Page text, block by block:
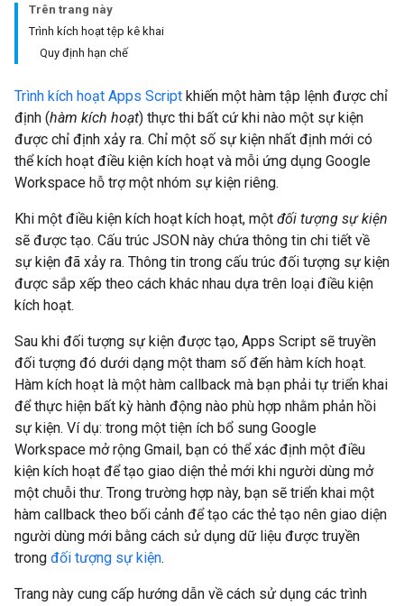
Trên trang này
Trình kích hoạt tệp kê khai
Quy định hạn chế
Trình kích hoạt Apps Script khiến một hàm tập lệnh được chỉ
định (hàm kích hoạt) thực thi bất cứ khi nào một sự kiện
được chỉ định xảy ra. Chỉ một số sự kiện nhất định mới có
thể kích hoạt điều kiện kích hoạt và mỗi ứng dụng Google
Workspace hỗ trợ một nhóm sự kiện riêng.
Khi một điều kiện kích hoạt kích hoạt, một đối tượng sự kiện
sẽ được tạo. Cấu trúc JSON này chứa thông tin chi tiết về
sự kiện đã xảy ra. Thông tin trong cấu trúc đối tượng sự kiện
được sắp xếp theo cách khác nhau dựa trên loại điều kiện
kích hoạt.
Sau khi đối tượng sự kiện được tạo, Apps Script sẽ truyền
đối tượng đó dưới dạng một tham số đến hàm kích hoạt.
Hàm kích hoạt là một hàm callback mà bạn phải tự triển khai
để thực hiện bất kỳ hành động nào phù hợp nhằm phản hồi
sự kiện. Ví dụ: trong một tiện ích bổ sung Google
Workspace mở rộng Gmail, bạn có thể xác định một điều
kiện kích hoạt để tạo giao diện thẻ mới khi người dùng mở
một chuỗi thư. Trong trường hợp này, bạn sẽ triển khai một
hàm callback theo bối cảnh để tạo các thẻ tạo nên giao diện
người dùng mới bằng cách sử dụng dữ liệu được truyền
trong đối tượng sự kiện.
Trang này cung cấp hướng dẫn về cách sử dụng các trình